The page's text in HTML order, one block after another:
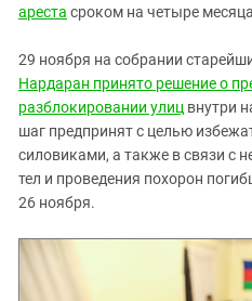
ареста сроком на четыре
29 ноября на собрании
Нардаран принято решение о
разблокировании улиц внутри
шаг предпринят с целью
силовиками, а также в связи с
тел и проведения похорон
26 ноября.